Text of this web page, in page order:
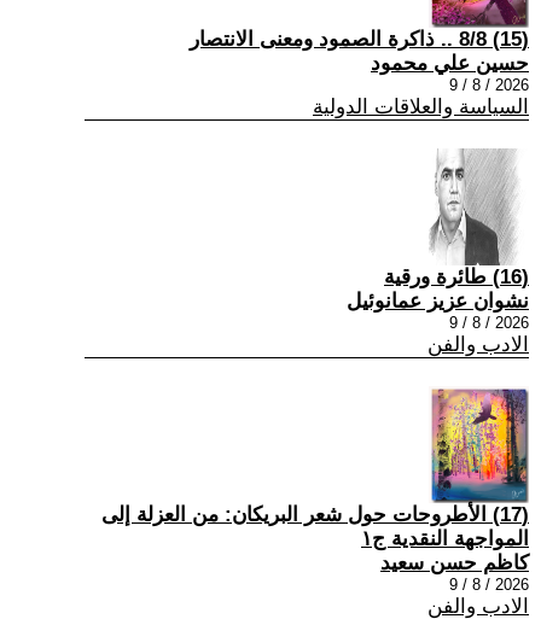
(15) 8/8 .. ذاكرة الصمود ومعنى الانتصار
حسين علي محمود
2026 / 8 / 9
السياسة والعلاقات الدولية
(16) طائرة ورقية
نشوان عزيز عمانوئيل
2026 / 8 / 9
الادب والفن
(17) الأطروحات حول شعر البريكان: من العزلة إلى
المواجهة النقدية ج١
كاظم حسن سعيد
2026 / 8 / 9
الادب والفن